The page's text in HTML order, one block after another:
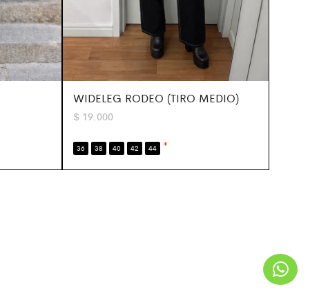
WIDELEG RODEO (TIRO MEDIO)
$ 19.000
36 38 40 42 44 *